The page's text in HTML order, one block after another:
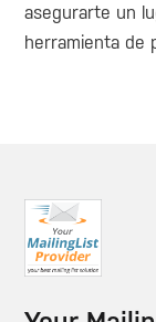
asegurarte un
herramienta de